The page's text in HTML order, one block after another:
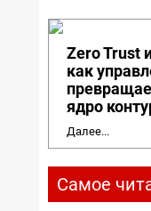
Zero Trust
как
ядро
Далее...
Самое